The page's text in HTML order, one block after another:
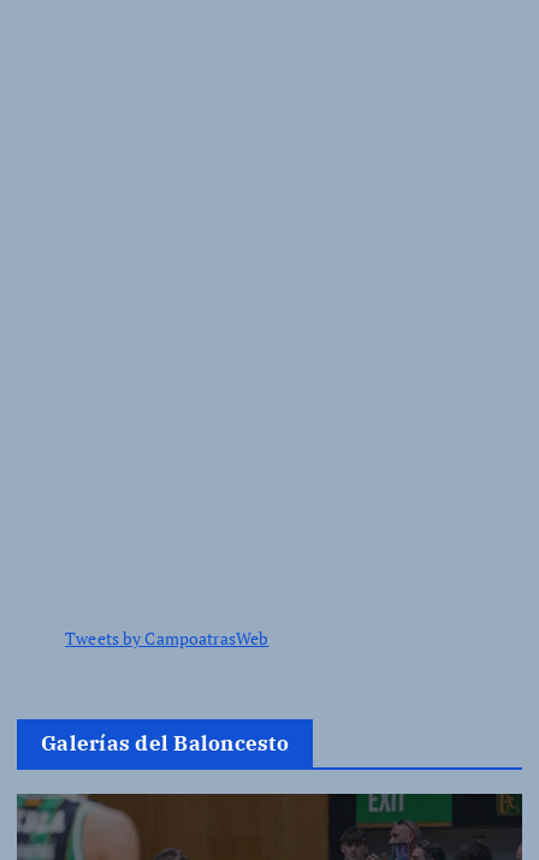
Tweets by CampoatrasWeb
Galerías del Baloncesto